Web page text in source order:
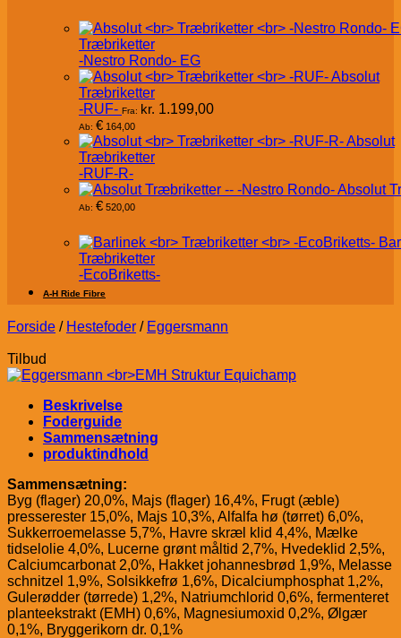
Træbriketter
-Nestro Rondo- EG
Absolut
Træbriketter
-RUF- Fra: kr. 1.199,00
Ab: € 164,00
Absolut
Træbriketter
-RUF-R-
Absolut
Ab: € 520,00
Træbriketter
-EcoBriketts-
A-H Ride Fibre
Forside / Hestefoder / Eggersmann
Tilbud
Beskrivelse
Foderguide
Sammensætning
produktindhold
Sammensætning:
Byg (flager) 20,0%, Majs (flager) 16,4%, Frugt (æble)
presserester 15,0%, Majs 10,3%, Alfalfa hø (tørret) 6,0%,
Sukkerroemelasse 5,7%, Havre skræl klid 4,4%, Mælke
tidselolie 4,0%, Lucerne grønt måltid 2,7%, Hvedeklid 2,5%,
Calciumcarbonat 2,0%, Hakket johannesbrød 1,9%, Melasse
schnitzel 1,9%, Solsikkefrø 1,6%, Dicalciumphosphat 1,2%,
Gulerødder (tørrede) 1,2%, Natriumchlorid 0,6%, fermenteret
planteekstrakt (EMH) 0,6%, Magnesiumoxid 0,2%, Ølgær
0,1%, Bryggerikorn dr. 0,1%